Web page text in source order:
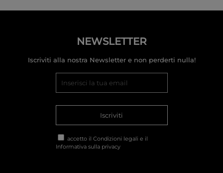
NEWSLETTER
Iscriviti alla nostra Newsletter e non perderti nulla!
Iscriviti
accetto il Condizioni legali e il
Informativa sulla privacy